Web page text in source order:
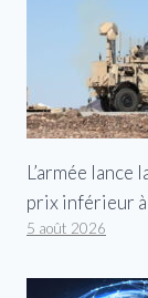
L’armée lance
prix inférieur
5 août 2026